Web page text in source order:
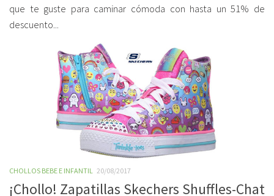
que te guste para caminar cómoda con hasta un 51% de
descuento...
CHOLLOS BEBE E INFANTIL 20/08/2017
¡Chollo! Zapatillas Skechers Shuffles-Chat